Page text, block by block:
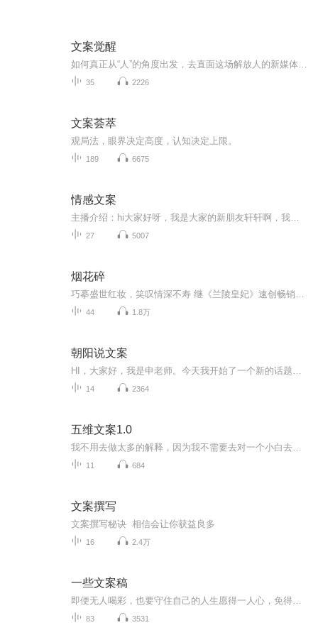
文案觉醒
35 2226
文案荟萃
观局️法，眼界决定高度，认知决定上限。
189 6675
情感文案
27 5007
烟花碎
44 1.8万
朝阳说文案
14 2364
五维文案1.0
11 684
文案撰写
文案撰写秘诀 相信会让你获益良多
16 2.4万
一些文案稿
83 3531